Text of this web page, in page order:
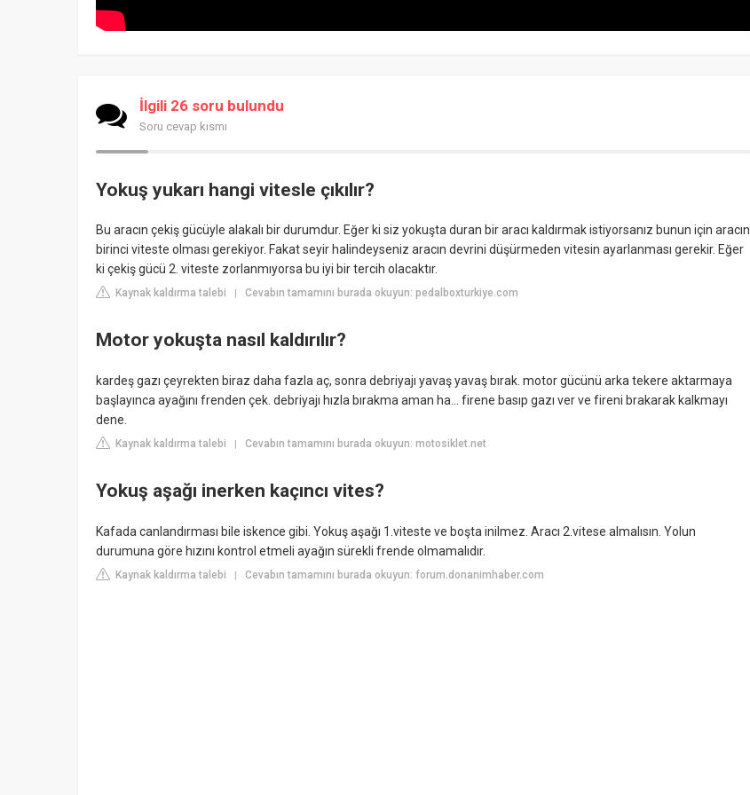
İlgili 26 soru bulundu
Soru cevap kısmı
Yokuş yukarı hangi vitesle çıkılır?
Bu aracın çekiş gücüyle alakalı bir durumdur. Eğer ki siz yokuşta duran bir aracı kaldırmak istiyorsanız bunun için aracın
birinci viteste olması gerekiyor. Fakat seyir halindeyseniz aracın devrini düşürmeden vitesin ayarlanması gerekir. Eğer
ki çekiş gücü 2. viteste zorlanmıyorsa bu iyi bir tercih olacaktır.
Kaynak kaldırma talebi | Cevabın tamamını burada okuyun: pedalboxturkiye.com
Motor yokuşta nasıl kaldırılır?
kardeş gazı çeyrekten biraz daha fazla aç, sonra debriyajı yavaş yavaş bırak. motor gücünü arka tekere aktarmaya
başlayınca ayağını frenden çek. debriyajı hızla bırakma aman ha... firene basıp gazı ver ve fireni brakarak kalkmayı
dene.
Kaynak kaldırma talebi | Cevabın tamamını burada okuyun: motosiklet.net
Yokuş aşağı inerken kaçıncı vites?
Kafada canlandırması bile iskence gibi. Yokuş aşağı 1.viteste ve boşta inilmez. Aracı 2.vitese almalısın. Yolun
durumuna göre hızını kontrol etmeli ayağın sürekli frende olmamalıdır.
Kaynak kaldırma talebi | Cevabın tamamını burada okuyun: forum.donanimhaber.com